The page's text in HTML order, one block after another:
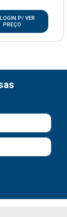
LOGIN P/ VER
PREÇO